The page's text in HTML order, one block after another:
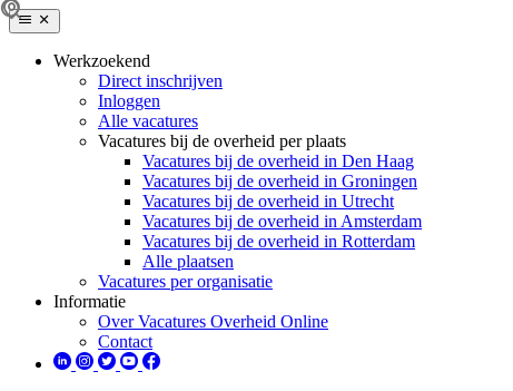
Werkzoekend
Direct inschrijven
Inloggen
Alle vacatures
Vacatures bij de overheid per plaats
Vacatures bij de overheid in Den Haag
Vacatures bij de overheid in Groningen
Vacatures bij de overheid in Utrecht
Vacatures bij de overheid in Amsterdam
Vacatures bij de overheid in Rotterdam
Alle plaatsen
Vacatures per organisatie
Informatie
Over Vacatures Overheid Online
Contact